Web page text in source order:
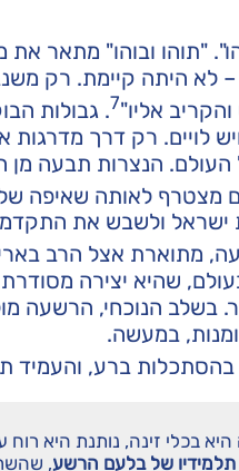
"תוהו ובוהו" מתאר
היתה קיימת. רק
אליו"7. גבולות
ויש לויים. רק דרך
הנצרות תבעה
מצטרף לאותה שאיפה
ולשבש את
מתוארת אצל הרב
שהיא יצירה
בשלב הנוכחי, הרשעה
במעשה.
ברע, והעמיד
בכלי זינה, נותנת היא רוח
תלמידיו של בלעם הרשע,